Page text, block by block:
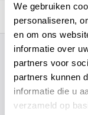
We gebruiken
personaliseren,
en om ons
informatie over
partners voor
partners kunnen
informatie die u
verzameld op
Hoe
+31 78